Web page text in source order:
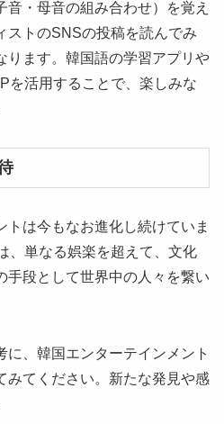
・母音の組み合わせ）を覚え
ストのSNSの投稿を読んでみ
ります。韓国語の学習アプリや
を活用することで、楽しみな
トは今もなお進化し続けていま
、単なる娯楽を超えて、文化
手段として世界中の人々を繋い
に、韓国エンターテインメント
みてください。新たな発見や感